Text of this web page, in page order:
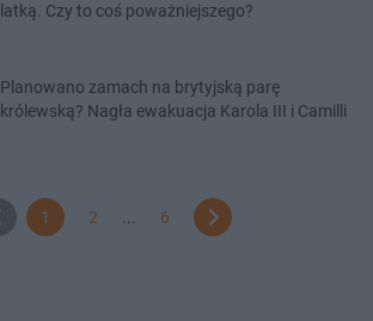
latką. Czy to coś poważniejszego?
Planowano zamach na brytyjską parę
królewską? Nagła ewakuacja Karola III i Camilli
1 2 6